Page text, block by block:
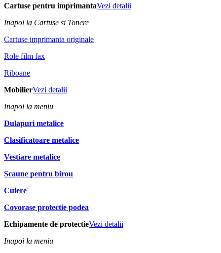
Cartuse pentru imprimantaVezi detalii
Inapoi la Cartuse si Tonere
Cartuse imprimanta originale
Role film fax
Riboane
MobilierVezi detalii
Inapoi la meniu
Dulapuri metalice
Clasificatoare metalice
Vestiare metalice
Scaune pentru birou
Cuiere
Covorase protectie podea
Echipamente de protectieVezi detalii
Inapoi la meniu